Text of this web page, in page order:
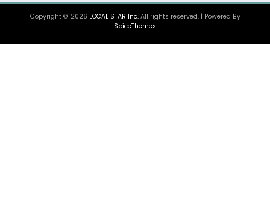
力増強投資
約締結に